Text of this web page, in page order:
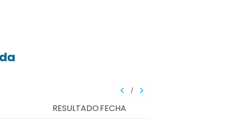
/
RESULTADOFECHA